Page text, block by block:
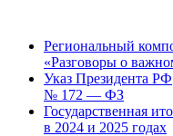
Региональный
«Разговоры о
Указ Президента РФ
№ 172 — ФЗ
Государственная
в 2024 и 2025 годах